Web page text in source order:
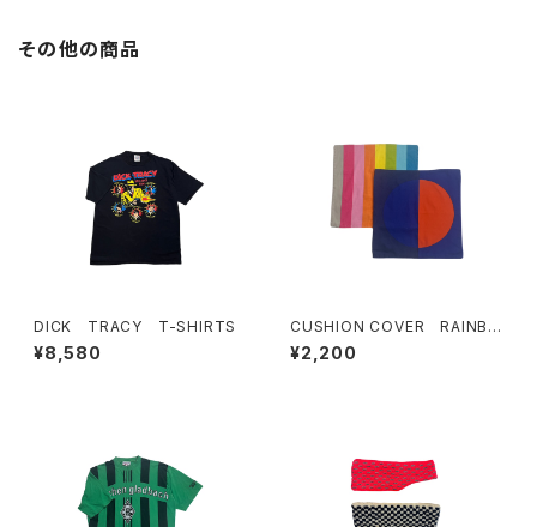
その他の商品
DICK TRACY T-SHIRTS
¥8,580
CUSHION COVER RAINBO
W
¥2,200